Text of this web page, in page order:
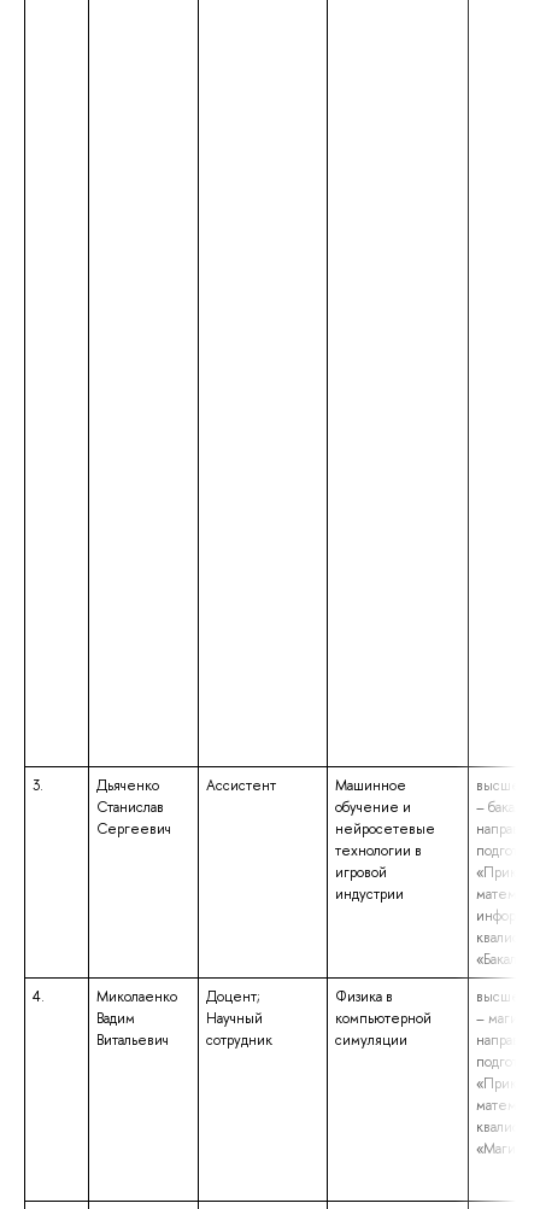
3.
Дьяченко
Станислав
Сергеевич
Ассистент
Машинное
обучение и
нейросетевые
технологии в
игровой
индустрии
высшее
–
4.
Миколаенко
Вадим
Витальевич
Доцент;
Научный
сотрудник
Физика в
компьютерной
симуляции
высшее
–